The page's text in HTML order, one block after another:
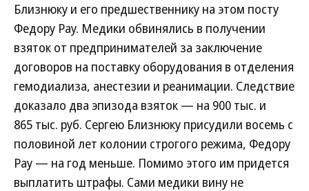
Близнюку и его предшественнику на этом посту
Федору Рау. Медики обвинялись в получении
взяток от предпринимателей за заключение
договоров на поставку оборудования в отделения
гемодиализа, анестезии и реанимации. Следствие
доказало два эпизода взяток — на 900 тыс. и
865 тыс. руб. Сергею Близнюку присудили восемь с
половиной лет колонии строгого режима, Федору
Рау — на год меньше. Помимо этого им придется
выплатить штрафы. Сами медики вину не